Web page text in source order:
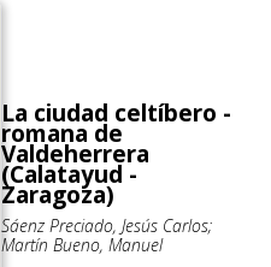
La ciudad celtíbero -
romana de
Valdeherrera
(Calatayud -
Zaragoza)
Sáenz Preciado, Jesús Carlos;
Martín Bueno, Manuel